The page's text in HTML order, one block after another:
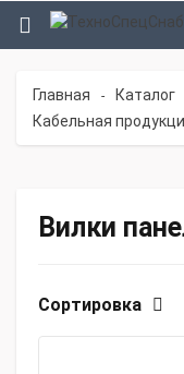
Главная - Каталог
Кабельная
Вилки
Сортировка